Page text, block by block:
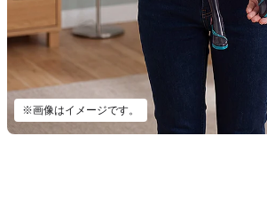
※画像はイメージです。